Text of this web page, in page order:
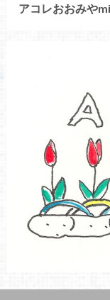
アコレおおみや